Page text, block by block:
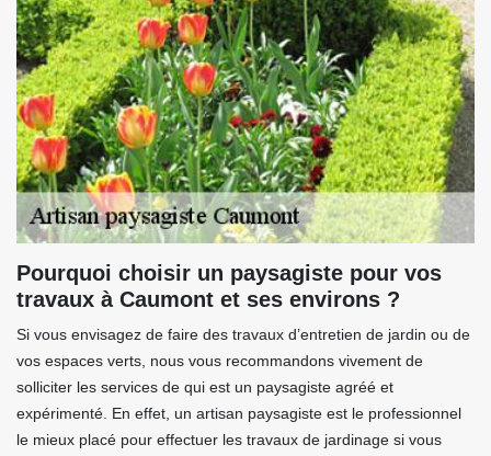
Pourquoi choisir un paysagiste pour vos
travaux à Caumont et ses environs ?
Si vous envisagez de faire des travaux d’entretien de jardin ou de
vos espaces verts, nous vous recommandons vivement de
solliciter les services de qui est un paysagiste agréé et
expérimenté. En effet, un artisan paysagiste est le professionnel
le mieux placé pour effectuer les travaux de jardinage si vous